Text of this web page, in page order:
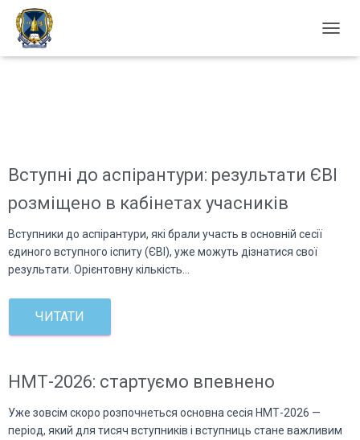
Е
И
Вступні до аспірантури: результати ЄВІ
розміщено в кабінетах учасників
Вступники до аспірантури, які брали участь в основній сесії
єдиного вступного іспиту (ЄВІ), уже можуть дізнатися свої
результати. Орієнтовну кількість…
ЧИТАТИ
НМТ-2026: стартуємо впевнено
Уже зовсім скоро розпочнеться основна сесія НМТ-2026 —
період, який для тисяч вступників і вступниць стане важливим